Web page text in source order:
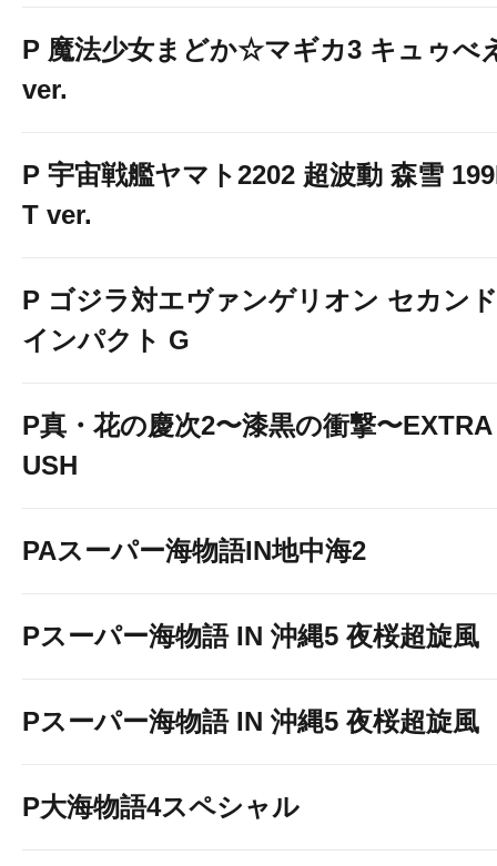
P 魔法少女まどか☆マギカ3 キュゥべ
ver.
P 宇宙戦艦ヤマト2202 超波動 森雪
T ver.
P ゴジラ対エヴァンゲリオン セカンド
インパクト G
P真・花の慶次2〜漆黒の衝撃〜EXTRA
USH
PAスーパー海物語IN地中海2
Pスーパー海物語 IN 沖縄5 夜桜超旋風
Pスーパー海物語 IN 沖縄5 夜桜超旋風
P大海物語4スペシャル